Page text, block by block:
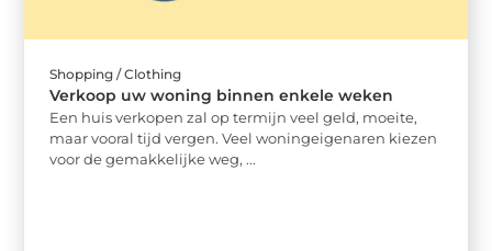
Shopping / Clothing
Verkoop uw woning binnen enkele weken
Een huis verkopen zal op termijn veel geld, moeite,
maar vooral tijd vergen. Veel woningeigenaren kiezen
voor de gemakkelijke weg, ...